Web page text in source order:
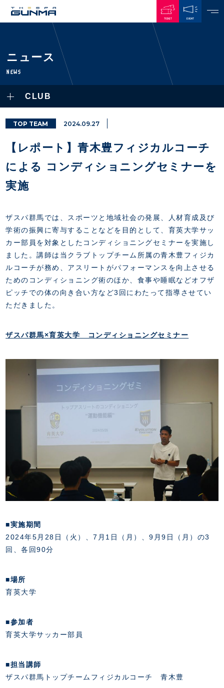
TICKET EVENT
TOP TEAM
CHALLENGERS
ACADEMY
THESPARK
OTHER
PLAYERS / STAFFS
選手・スタッフ一覧
・注意事項
・練習場ごとの注意事項
・練習場マップ
ファンレターの宛先
GAMES
試合日程・結果
順位表
ホームイベント情報
TICKETS
チケット情報
・招待チケット
シーズンシート
・シーズンシート
・法人シーズンシート
GUIDE
INDEX
スタジアムアクセス
スタジアムルール
クラブプロパティ
スタジアムグルメ
会場周辺案内図
ホームイベント情報
初心者向けのガイダンス
設営撤収応援隊募集
FANZONE
ザスパタイムズ
各SNS
PARTNERS
クラブパートナー
アシストパートナー
ザスパ応援店紹介
スマイルキッズキャラバン
ふるさと納税
COMPANY
フィロソフィー
アカデミー概要
Ladies U-15
スタッフ
スクール概要
各校紹介・アクセス
TheSpark
店舗エリアガイド
アクセス
Thesparkについて
ニュース
NEWS
CLUB
TOP TEAM 2024.09.27
【レポート】青木豊フィジカルコーチ
による コンディショニングセミナーを
実施
ザスパ群馬では、スポーツと地域社会の発展、人材育成及び
学術の振興に寄与することなどを目的として、育英大学サッ
カー部員を対象としたコンディショニングセミナーを実施し
ました。講師は当クラブトップチーム所属の青木豊フィジカ
ルコーチが務め、アスリートがパフォーマンスを向上させる
ためのコンディショニング術のほか、食事や睡眠などオフザ
ピッチでの体の向き合い方など3回にわたって指導させてい
ただきました。
ザスパ群馬×育英大学 コンディショニングセミナー
■実施期間
2024年5月28日（火）、7月1日（月）、9月9日（月）の3
回、各回90分
■場所
育英大学
■参加者
育英大学サッカー部員
■担当講師
ザスパ群馬トップチームフィジカルコーチ 青木豊